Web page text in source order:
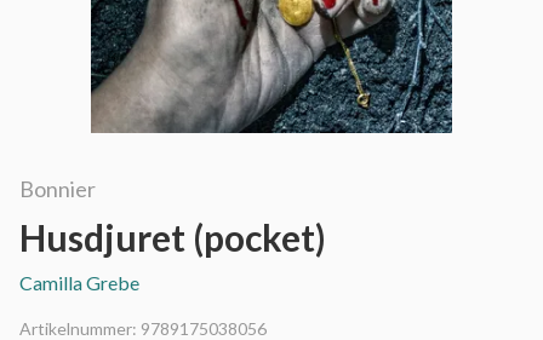
Bonnier
Husdjuret (pocket)
Camilla Grebe
Artikelnummer: 9789175038056